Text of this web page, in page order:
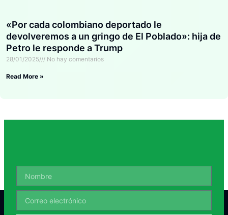
«Por cada colombiano deportado le
devolveremos a un gringo de El Poblado»: hija de
Petro le responde a Trump
28/01/2025 No hay comentarios
Read More »